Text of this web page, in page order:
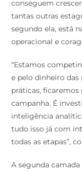
tantas outras
segundo ela, está
operacional e
e pelo dinheiro
práticas, ficaremos
campanha. É
inteligência
tudo isso já com
todas as etapas”,
de se reinventar e